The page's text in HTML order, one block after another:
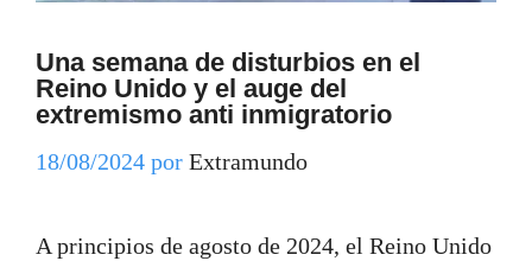
Una semana de disturbios en el
Reino Unido y el auge del
extremismo anti inmigratorio
18/08/2024 por Extramundo
A principios de agosto de 2024, el Reino Unido